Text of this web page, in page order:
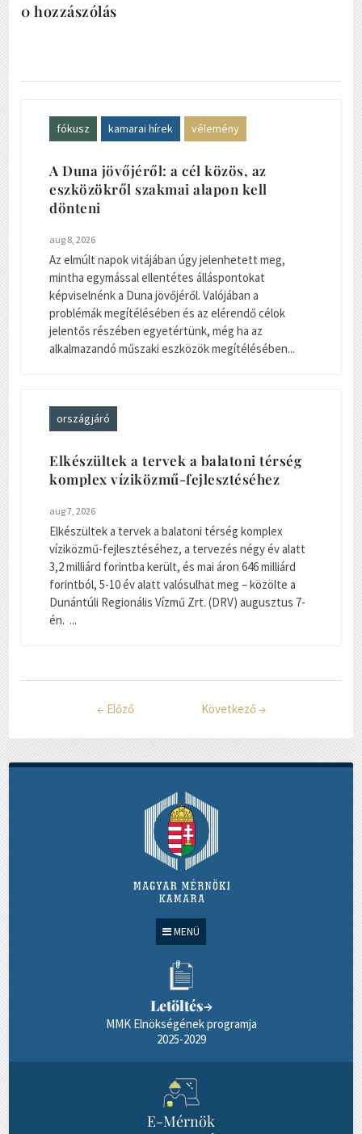
MENÜ
Letöltés→
MMK Elnökségének programja
2025-2029
E-Mérnök
0 hozzászólás
fókusz kamarai hírek vélemény
A Duna jövőjéről: a cél közös, az
eszközökről szakmai alapon kell
dönteni
aug 8, 2026
Az elmúlt napok vitájában úgy jelenhetett meg,
mintha egymással ellentétes álláspontokat
képviselnénk a Duna jövőjéről. Valójában a
problémák megítélésében és az elérendő célok
jelentős részében egyetértünk, még ha az
alkalmazandó műszaki eszközök megítélésében...
országjáró
Elkészültek a tervek a balatoni térség
komplex víziközmű-fejlesztéséhez
aug 7, 2026
Elkészültek a tervek a balatoni térség komplex
víziközmű-fejlesztéséhez, a tervezés négy év alatt
3,2 milliárd forintba került, és mai áron 646 milliárd
forintból, 5-10 év alatt valósulhat meg – közölte a
Dunántúli Regionális Vízmű Zrt. (DRV) augusztus 7-
én. ...
← Előző Következő→